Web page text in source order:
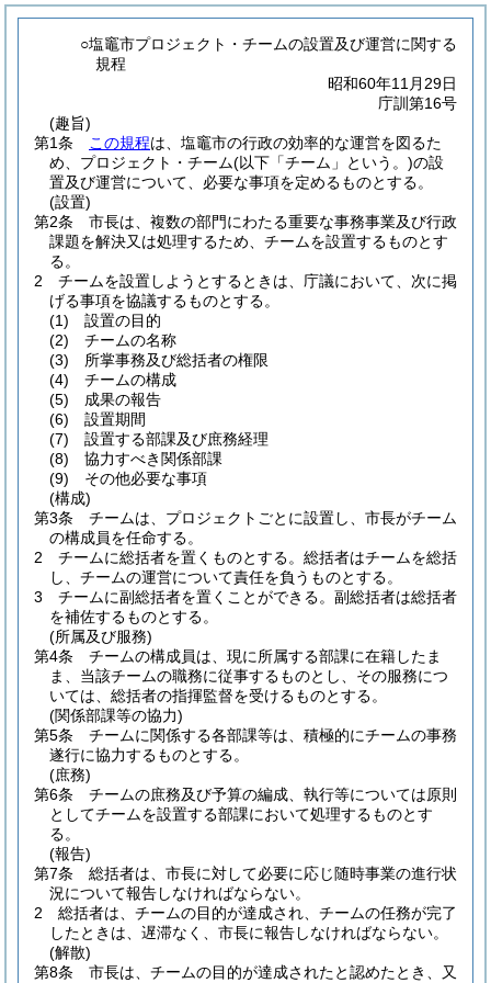
○塩竈市プロジェクト・チームの設置及び運営に関する
規程
昭和60年11月29日
庁訓第16号
(趣旨)
第1条
この規程は、塩竈市の行政の効率的な運営を図るた
め、プロジェクト・チーム(以下「チーム」という。)の設
置及び運営について、必要な事項を定めるものとする。
(設置)
第2条
市長は、複数の部門にわたる重要な事務事業及び行政
課題を解決又は処理するため、チームを設置するものとす
る。
2
チームを設置しようとするときは、庁議において、次に掲
げる事項を協議するものとする。
(1)
設置の目的
(2)
チームの名称
(3)
所掌事務及び総括者の権限
(4)
チームの構成
(5)
成果の報告
(6)
設置期間
(7)
設置する部課及び庶務経理
(8)
協力すべき関係部課
(9)
その他必要な事項
(構成)
第3条
チームは、プロジェクトごとに設置し、市長がチーム
の構成員を任命する。
2
チームに総括者を置くものとする。 総括者はチームを総括
し、チームの運営について責任を負うものとする。
3
チームに副総括者を置くことができる。 副総括者は総括者
を補佐するものとする。
(所属及び服務)
第4条
チームの構成員は、現に所属する部課に在籍したま
ま、当該チームの職務に従事するものとし、その服務につ
いては、総括者の指揮監督を受けるものとする。
(関係部課等の協力)
第5条
チームに関係する各部課等は、積極的にチームの事務
遂行に協力するものとする。
(庶務)
第6条
チームの庶務及び予算の編成、執行等については原則
としてチームを設置する部課において処理するものとす
る。
(報告)
第7条
総括者は、市長に対して必要に応じ随時事業の進行状
況について報告しなければならない。
2
総括者は、チームの目的が達成され、チームの任務が完了
したときは、遅滞なく、市長に報告しなければならない。
(解散)
第8条
市長は、チームの目的が達成されたと認めたとき、又